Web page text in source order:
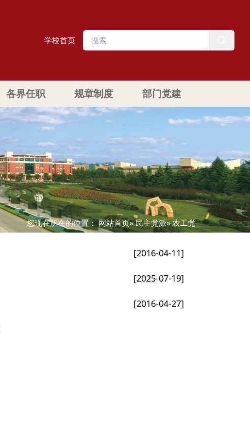
学校首页
各界任职 规章制度 部门党建
您现在所在的位置：网站首页»民主党派» 农工党
[2016-04-11]
[2025-07-19]
[2016-04-27]